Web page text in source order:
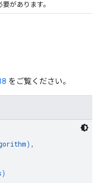
があります。
をご覧ください。
) ,
)